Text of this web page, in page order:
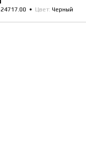
24717.00 Цвет Черный